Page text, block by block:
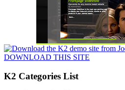
DOWNLOAD THIS SITE
K2 Categories List